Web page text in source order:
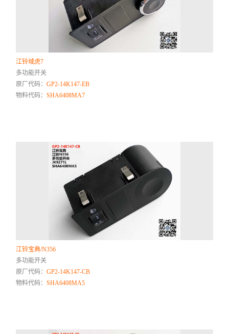
江铃域虎7
多功能开关
原厂代码：GP2-14K147-EB
物料代码：SHA6408MA7
江铃宝典/N356
多功能开关
原厂代码：GP2-14K147-CB
物料代码：SHA6408MA5